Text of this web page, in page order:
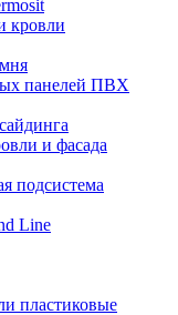
кровли
панелей ПВХ
и фасада
подсистема
Line
пластиковые